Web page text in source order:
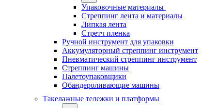
Упаковочные материалы
Стреппинг лента и материалы
Липкая лента
Стретч пленка
Ручной инструмент для упаковки
Аккумуляторный стреппинг инструмент
Пневматический стреппинг инструмент
Стреппинг машины
Палетоупаковщики
Обандероливающие машины
Такелажные тележки и платформы